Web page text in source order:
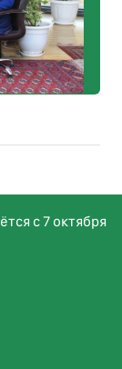
с 7 октября